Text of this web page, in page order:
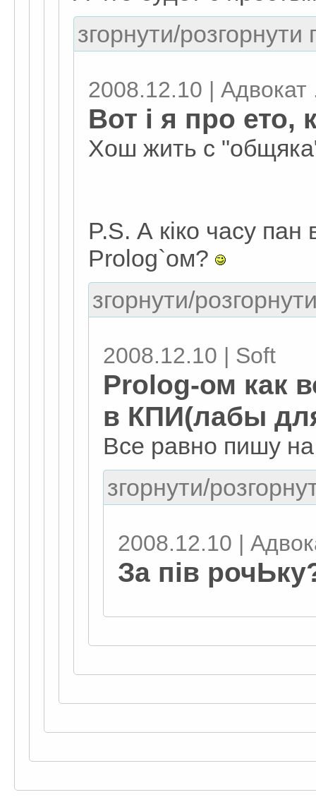
згорнути/розгорнути
2008.12.10 | Адвокат
Вот і я про ето,
Хош жить с
P.S. А кіко часу
Prolog`ом?
згорнути/
2008.12.10 | Soft
Prolog-ом как
в КПИ(лабы
Все равно пишу
згорнути/
2008.12.10 |
За пів